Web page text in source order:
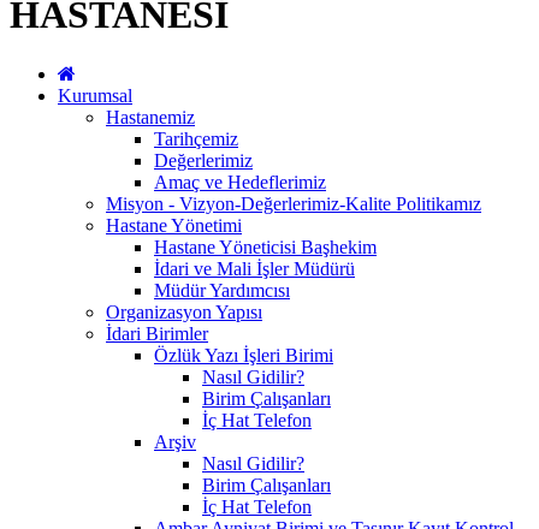
HASTANESİ
Kurumsal
Hastanemiz
Tarihçemiz
Değerlerimiz
Amaç ve Hedeflerimiz
Misyon - Vizyon-Değerlerimiz-Kalite Politikamız
Hastane Yönetimi
Hastane Yöneticisi Başhekim
İdari ve Mali İşler Müdürü
Müdür Yardımcısı
Organizasyon Yapısı
İdari Birimler
Özlük Yazı İşleri Birimi
Nasıl Gidilir?
Birim Çalışanları
İç Hat Telefon
Arşiv
Nasıl Gidilir?
Birim Çalışanları
İç Hat Telefon